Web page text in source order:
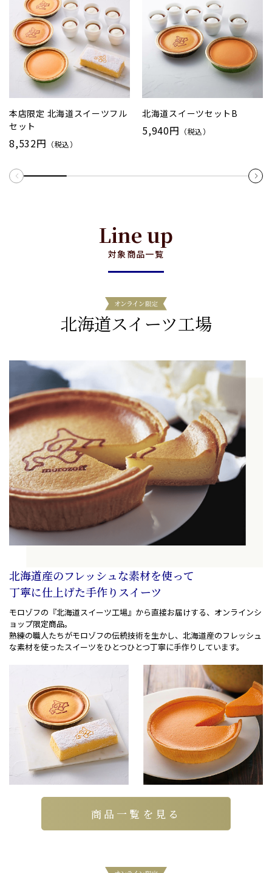
本店限定 北海道スイーツフル
セット
8,532円 （税込）
北海道スイーツセットB
5,940円 （税込）
Line up
対象商品一覧
北海道スイーツ工場
北海道産のフレッシュな素材を使って
丁寧に仕上げた手作りスイーツ
モロゾフの『北海道スイーツ工場』から直接お届けする、 オンラインシ
ョップ限定商品。
熟練の職人たちがモロゾフの伝統技術を生かし、 北海道産のフレッシュ
な素材を使ったスイーツをひとつひとつ丁寧に手作りしています。
商品一覧を見る